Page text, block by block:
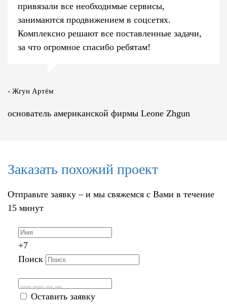
привязали все необходимые сервисы,
занимаются продвижением в соцсетях.
Комплексно решают все поставленные задачи,
за что огромное спасибо ребятам!
- Жгун Артём
основатель американской фирмы Leone Zhgun
Заказать похожий проект
Отправьте заявку – и мы свяжемся с Вами в течение
15 минут
+7
Поиск
Оставить заявку